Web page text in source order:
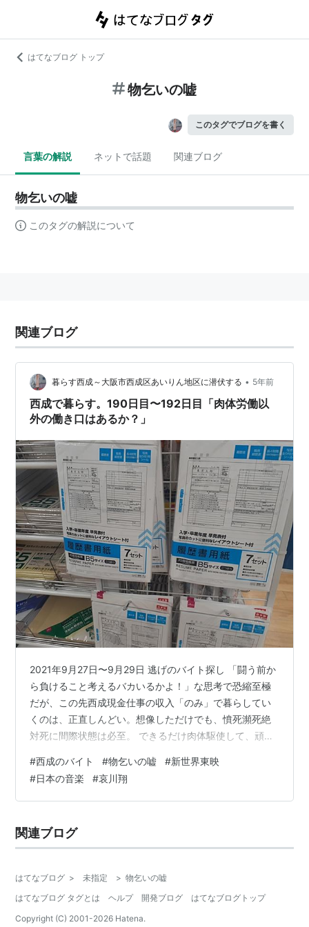
はてなブログ トップ
物乞いの嘘
このタグでブログを書く
言葉の解説 ネットで話題 関連ブログ
物乞いの嘘
このタグの解説について
関連ブログ
暮らす西成～大阪市西成区あいりん地区に潜伏する • 5年前
西成で暮らす。190日目〜192日目「肉体労働以
外の働き口はあるか？」
2021年9月27日〜9月29日 逃げのバイト探し 「闘う前か
ら負けること考えるバカいるかよ！」な思考で恐縮至極
だが、この先西成現金仕事の収入「のみ」で暮らしてい
くのは、正直しんどい。想像しただけでも、憤死瀕死絶
対死に間際状態は必至。 できるだけ肉体駆使して、頑張
こ西成で他の収入源を得ねばならない。ダークサイドな
「闇の売人」とかやってみたくはあるけれど、捕まるの
は困る。捕まったらば、むしろ衣食住に困らないのでは
それはそれで楽しいのかも知れない。 頭に浮かんだの
は、「ドヤの清掃」「介護職」「飲食店…
#西成のバイト #物乞いの嘘 #新世界東映
#日本の音楽 #哀川翔
関連ブログ
はてなブログ > 未指定 > 物乞いの嘘
はてなブログ タグとは
ヘルプ 開発ブログ
はてなブログトップ
Copyright (C) 2001-2026 Hatena.